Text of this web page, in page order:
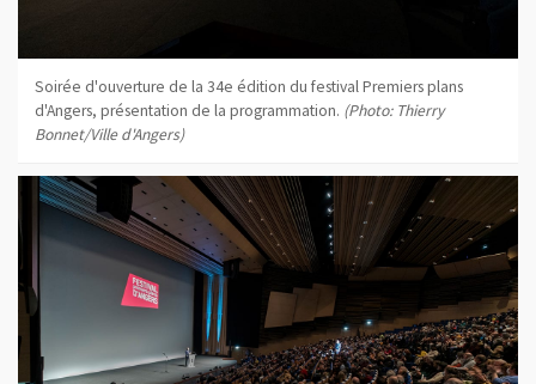
Soirée d'ouverture de la 34e édition du festival Premiers plans
d'Angers, présentation de la programmation. (Photo: Thierry
Bonnet/Ville d'Angers)